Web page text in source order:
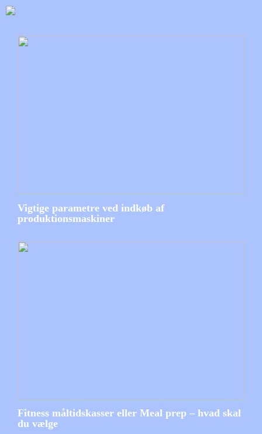
Vigtige parametre ved indkøb af
produktionsmaskiner
Fitness måltidskasser eller Meal prep – hvad skal
du vælge